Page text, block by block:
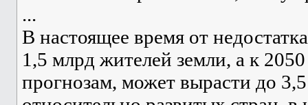
...
В настоящее время от
1,5 млрд жителей земли, а к
прогнозам, может вырасти до